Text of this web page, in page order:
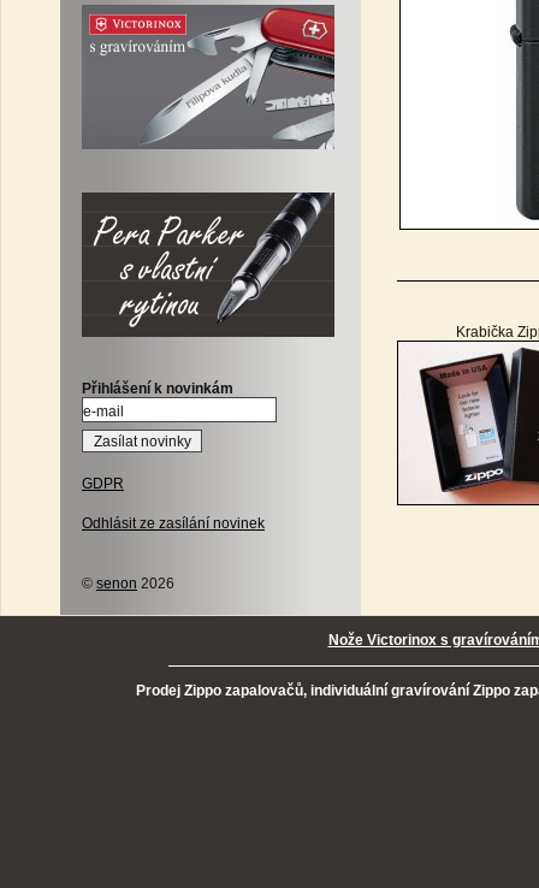
Přihlášení k novinkám
GDPR
Odhlásit ze zasílání novinek
© senon 2026
Krabička
Nože Victorinox s
Prodej Zippo zapalovačů, individuální gravírování Zippo